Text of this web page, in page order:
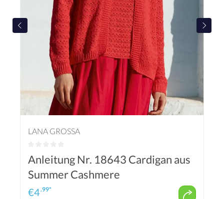
LANA GROSSA
Anleitung Nr. 18643 Cardigan aus
Summer Cashmere
€4.99*